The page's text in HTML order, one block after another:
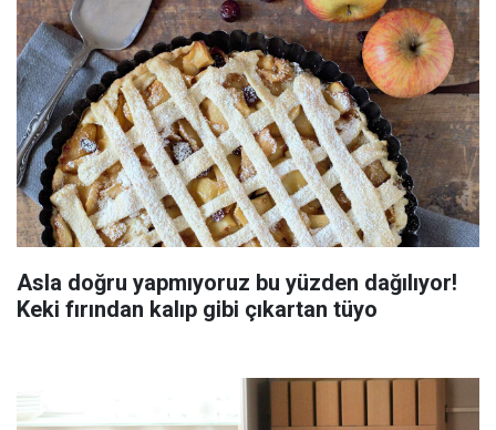
Asla doğru yapmıyoruz bu yüzden dağılıyor!
Keki fırından kalıp gibi çıkartan tüyo